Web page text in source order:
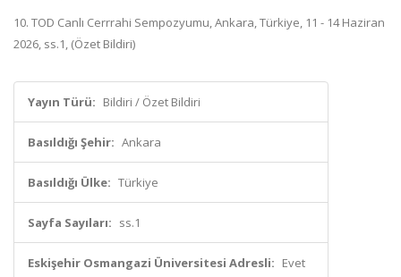
10. TOD Canlı Cerrrahi Sempozyumu, Ankara, Türkiye, 11 - 14 Haziran
2026, ss.1, (Özet Bildiri)
Yayın Türü: Bildiri / Özet Bildiri
Basıldığı Şehir: Ankara
Basıldığı Ülke: Türkiye
Sayfa Sayıları: ss.1
Eskişehir Osmangazi Üniversitesi Adresli: Evet